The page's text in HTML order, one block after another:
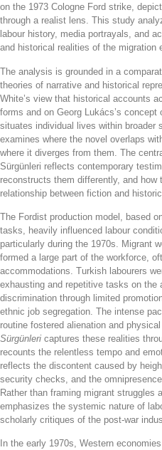
on the 1973 Cologne Ford strike,
through a realist lens. This study
labour history, media portrayals, and
and historical realities of the migration
The analysis is grounded in a
theories of narrative and historical
White’s view that historical accounts
forms and on Georg Lukács’s
situates individual lives within broader
examines where the novel overlaps
where it diverges from them. The
Sürgünleri reflects contemporary
reconstructs them differently, and
relationship between fiction and
The Fordist production model, based
tasks, heavily influenced labour
particularly during the 1970s. Migrant
formed a large part of the workforce,
accommodations. Turkish labourers
exhausting and repetitive tasks on the
discrimination through limited
ethnic job segregation. The intense
routine fostered alienation and
Sürgünleri captures these realities
recounts the relentless tempo and
reflects the discontent caused by
security checks, and the
Rather than framing migrant struggles
emphasizes the systemic nature of
scholarly critiques of the post-war
In the early 1970s, Western